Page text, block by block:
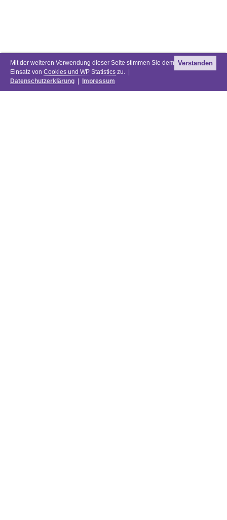
Mit der weiteren Verwendung dieser Seite stimmen Sie dem
Einsatz von Cookies und WP Statistics zu. |
Datenschutzerklärung
Impressum
Verstanden